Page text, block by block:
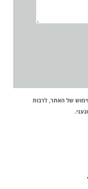
של האתר, לרבות